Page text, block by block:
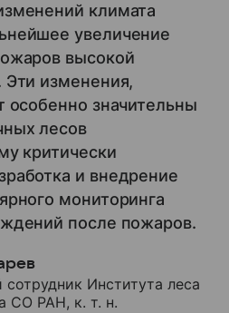
климата
увеличение
высокой
Эти изменения,
особенно значительны
лесов
критически
и внедрение
мониторинга
после пожаров.
Института леса
СО РАН, к. т. н.